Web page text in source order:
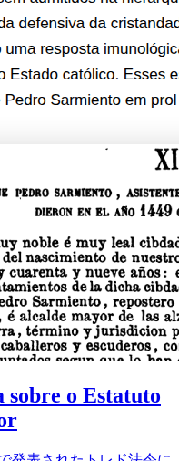
sobre o Estatuto